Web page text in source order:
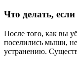
Что делать,
После того, как вы
поселились мыши,
устранению.